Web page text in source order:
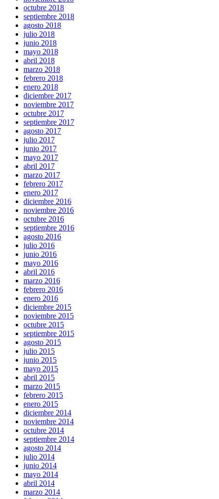
octubre 2018
septiembre 2018
agosto 2018
julio 2018
junio 2018
mayo 2018
abril 2018
marzo 2018
febrero 2018
enero 2018
diciembre 2017
noviembre 2017
octubre 2017
septiembre 2017
agosto 2017
julio 2017
junio 2017
mayo 2017
abril 2017
marzo 2017
febrero 2017
enero 2017
diciembre 2016
noviembre 2016
octubre 2016
septiembre 2016
agosto 2016
julio 2016
junio 2016
mayo 2016
abril 2016
marzo 2016
febrero 2016
enero 2016
diciembre 2015
noviembre 2015
octubre 2015
septiembre 2015
agosto 2015
julio 2015
junio 2015
mayo 2015
abril 2015
marzo 2015
febrero 2015
enero 2015
diciembre 2014
noviembre 2014
octubre 2014
septiembre 2014
agosto 2014
julio 2014
junio 2014
mayo 2014
abril 2014
marzo 2014